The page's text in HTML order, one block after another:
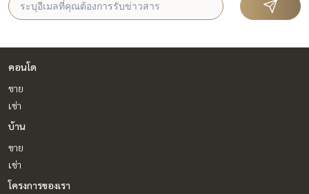
คอนโด
ขาย
เช่า
บ้าน
ขาย
เช่า
โครงการของเรา